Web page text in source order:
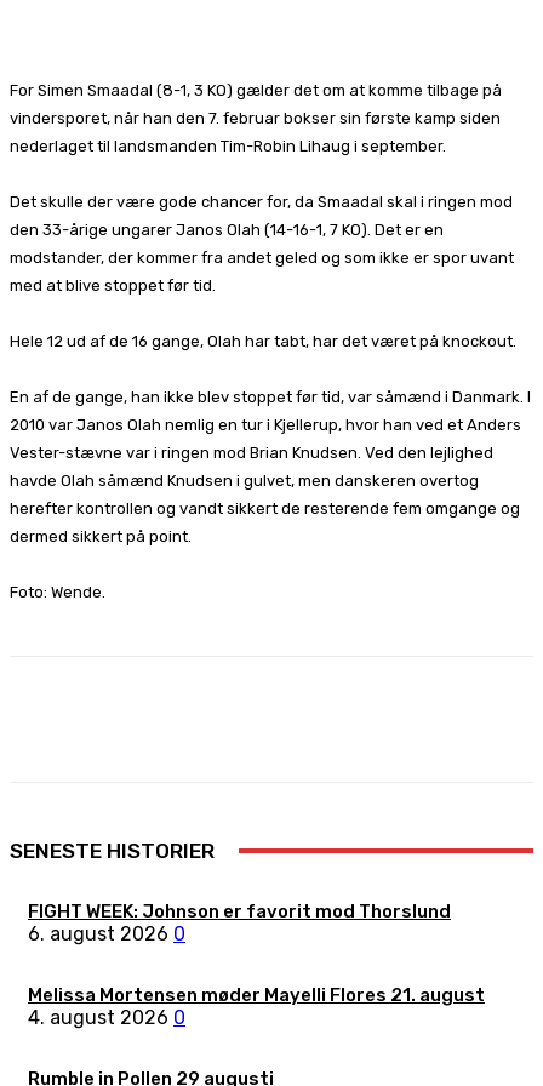
For Simen Smaadal (8-1, 3 KO) gælder det om at komme tilbage på
vindersporet, når han den 7. februar bokser sin første kamp siden
nederlaget til landsmanden Tim-Robin Lihaug i september.
Det skulle der være gode chancer for, da Smaadal skal i ringen mod
den 33-årige ungarer Janos Olah (14-16-1, 7 KO). Det er en
modstander, der kommer fra andet geled og som ikke er spor uvant
med at blive stoppet før tid.
Hele 12 ud af de 16 gange, Olah har tabt, har det været på knockout.
En af de gange, han ikke blev stoppet før tid, var såmænd i Danmark. I
2010 var Janos Olah nemlig en tur i Kjellerup, hvor han ved et Anders
Vester-stævne var i ringen mod Brian Knudsen. Ved den lejlighed
havde Olah såmænd Knudsen i gulvet, men danskeren overtog
herefter kontrollen og vandt sikkert de resterende fem omgange og
dermed sikkert på point.
Foto: Wende.
SENESTE HISTORIER
FIGHT WEEK: Johnson er favorit mod Thorslund
6. august 2026 0
Melissa Mortensen møder Mayelli Flores 21. august
4. august 2026 0
Rumble in Pollen 29 augusti